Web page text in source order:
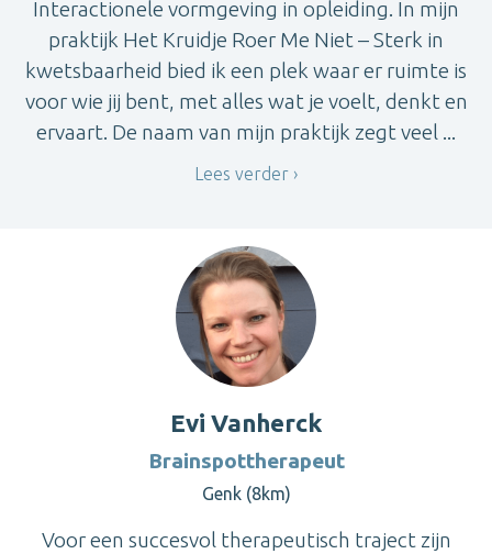
Interactionele vormgeving in opleiding. In mijn
praktijk Het Kruidje Roer Me Niet – Sterk in
kwetsbaarheid bied ik een plek waar er ruimte is
voor wie jij bent, met alles wat je voelt, denkt en
ervaart. De naam van mijn praktijk zegt veel ...
Lees verder
Evi Vanherck
Brainspottherapeut
Genk (8km)
Voor een succesvol therapeutisch traject zijn